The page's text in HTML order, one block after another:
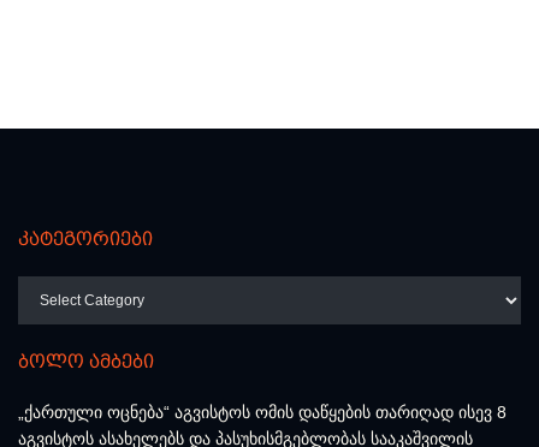
კატეგორიები
ბოლო ამბები
„ქართული ოცნება“ აგვისტოს ომის დაწყების თარიღად ისევ 8
აგვისტოს ასახელებს და პასუხისმგებლობას სააკაშვილის